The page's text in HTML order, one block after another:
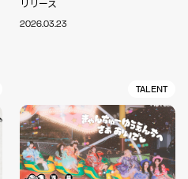
2026.03.23
TALENT